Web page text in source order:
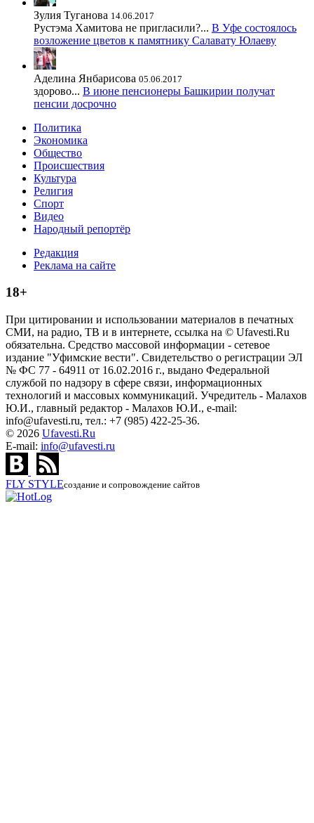
Зулия Туганова 14.06.2017
Рустэма Хамитова не пригласили?... В Уфе состоялось
возложение цветов к памятнику Салавату Юлаеву
Аделина Янбарисова 05.06.2017
здорово... В июне пенсионеры Башкирии получат
пенсии досрочно
Политика
Экономика
Общество
Происшествия
Культура
Религия
Спорт
Видео
Народный репортёр
Редакция
Реклама на сайте
18+
При цитировании и использовании материалов в печатных
СМИ, на радио, ТВ и в интернете, ссылка на © Ufavesti.Ru
обязательна. Средство массовой информации - сетевое
издание "Уфимские вести". Свидетельство о регистрации ЭЛ
№ ФС 77 - 64911 от 16.02.2016 г., выдано Федеральной
службой по надзору в сфере связи, информационных
технологий и массовых коммуникаций. Учредитель - Малахов
Ю.И., главный редактор - Малахов Ю.И., e-mail:
info@ufavesti.ru, тел.: +7 (985) 422-25-36.
© 2026 Ufavesti.Ru
E-mail: info@ufavesti.ru
FLY STYLEсоздание и сопровождение сайтов